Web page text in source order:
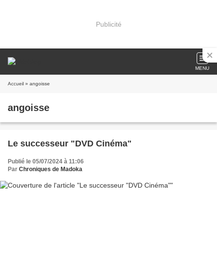
Publicité
MENU
Accueil » angoisse
angoisse
Le successeur "DVD Cinéma"
Publié le 05/07/2024 à 11:06
Par Chroniques de Madoka